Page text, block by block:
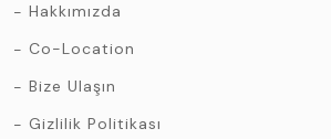
Hakkımızda
Co-Location
Bize Ulaşın
Gizlilik Politikası